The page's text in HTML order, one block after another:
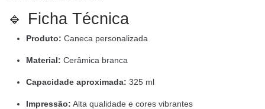
🔹 Ficha Técnica
Produto: Caneca personalizada
Material: Cerâmica branca
Capacidade aproximada: 325 ml
Impressão: Alta qualidade e cores vibrantes